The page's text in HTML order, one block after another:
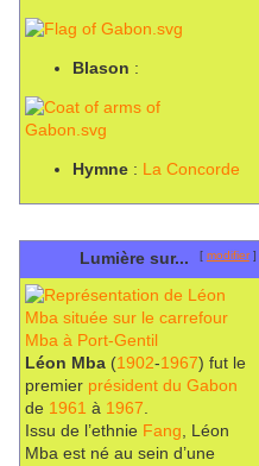
Blason :
Hymne : La Concorde
Lumière sur... [ modifier]
Léon Mba (1902-1967) fut le
premier président du Gabon
de 1961 à 1967
Issu de l’ethnie Fang , Léon
Mba est né au sein d’une